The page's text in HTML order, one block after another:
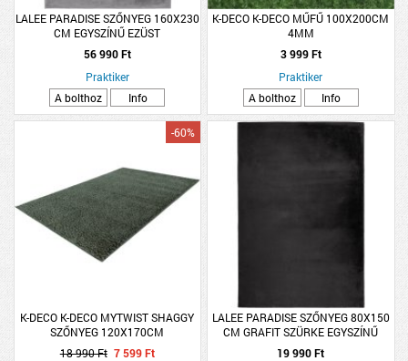
LALEE PARADISE SZŐNYEG 160X230
CM EGYSZÍNŰ EZÜST
56 990 Ft
Praktiker
A bolthoz
Info
K-DECO K-DECO MŰFŰ 100X200CM
4MM
3 999 Ft
Praktiker
A bolthoz
Info
K-DECO K-DECO MYTWIST SHAGGY
SZŐNYEG 120X170CM
SÖTÉTSZÜRKE
-60%
18 990 Ft 7 599 Ft
LALEE PARADISE SZŐNYEG 80X150
CM GRAFIT SZÜRKE EGYSZÍNŰ
19 990 Ft